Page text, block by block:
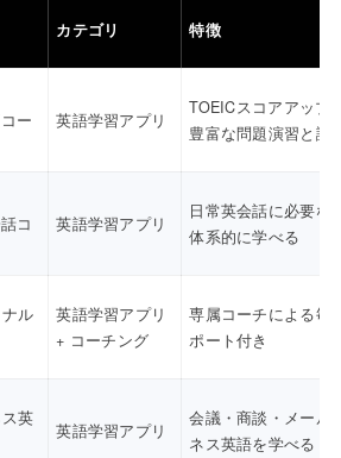
カテゴリ 特徴
ー
英語学習アプリ
TOEICスコアアップ
豊富な問題演習と講
コ
英語学習アプリ
日常英会話に必要な
体系的に学べる
ル
英語学習アプリ
+ コーチング
専属コーチによる毎
ポート付き
英
英語学習アプリ
会議・商談・メール
ネス英語を学べる